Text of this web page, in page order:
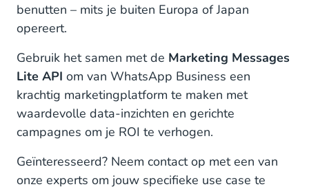
benutten – mits je buiten Europa of Japan
opereert.
Gebruik het samen met de Marketing Messages
Lite API om van WhatsApp Business een
krachtig marketingplatform te maken met
waardevolle data-inzichten en gerichte
campagnes om je ROI te verhogen.
Geïnteresseerd? Neem contact op met een van
onze experts om jouw specifieke use case te